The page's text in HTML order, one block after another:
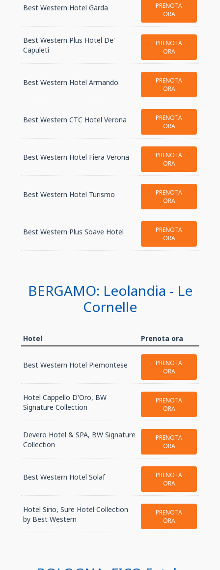
Best Western Hotel Garda
PRENOTA
ORA
Best Western Plus Hotel De'
Capuleti
PRENOTA
ORA
Best Western Hotel Armando
PRENOTA
ORA
Best Western CTC Hotel Verona
PRENOTA
ORA
Best Western Hotel Fiera Verona
PRENOTA
ORA
Best Western Hotel Turismo
PRENOTA
ORA
Best Western Plus Soave Hotel
PRENOTA
ORA
BERGAMO: Leolandia - Le
Cornelle
Hotel Prenota ora
Best Western Hotel Piemontese
PRENOTA
ORA
Hotel Cappello D'Oro, BW
Signature Collection
PRENOTA
ORA
Devero Hotel & SPA, BW Signature
Collection
PRENOTA
ORA
Best Western Hotel Solaf
PRENOTA
ORA
Hotel Sirio, Sure Hotel Collection
by Best Western
PRENOTA
ORA